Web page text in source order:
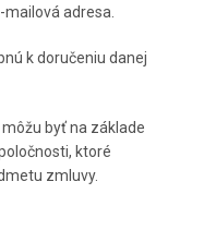
adresa.
k doručeniu danej
byť na základe
ktoré
zmluvy.